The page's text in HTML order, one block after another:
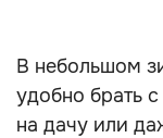
В небольшом
удобно брать
на дачу или